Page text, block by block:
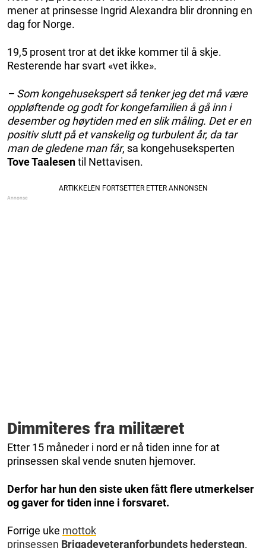
mener at prinsesse Ingrid Alexandra blir dronning en
dag for Norge.
19,5 prosent tror at det ikke kommer til å skje.
Resterende har svart «vet ikke».
– Som kongehusekspert så tenker jeg det må være
oppløftende og godt for kongefamilien å gå inn i
desember og høytiden med en slik måling. Det er en
positiv slutt på et vanskelig og turbulent år, da tar
man de gledene man får, sa kongehuseksperten
Tove Taalesentil Nettavisen.
Dimmiteres fra militæret
Etter 15 måneder i nord er nå tiden inne for at
prinsessen skal vende snuten hjemover.
Derfor har hun den siste uken fått flere utmerkelser
og gaver for tiden inne i forsvaret.
Forrige uke mottok
prinsessen Brigadeveteranforbundets hederstegn.